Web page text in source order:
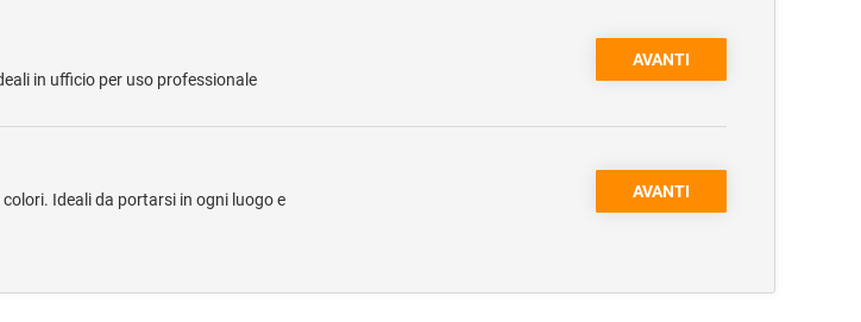
in ufficio per uso professionale
AVANTI
Ideali da portarsi in ogni luogo e
AVANTI